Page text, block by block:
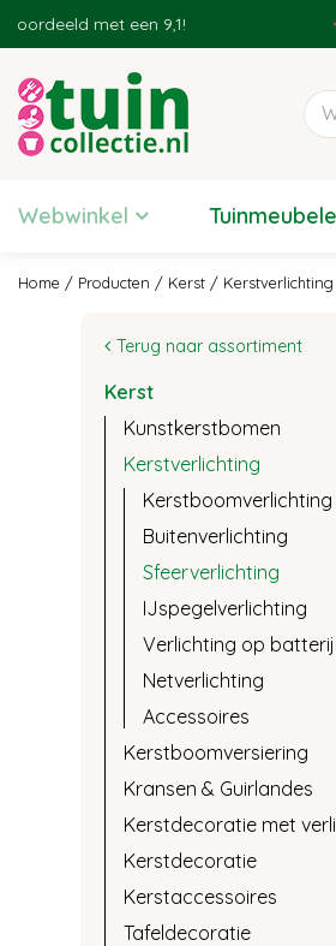
Home Producten Kerst Kerstverlichting
met een 9,1! Eigen
Webwinkel
Terug naar assortiment
Kerst
Kunstkerstbomen
Kerstverlichting
Kerstboomverlichting
Buitenverlichting
Sfeerverlichting
IJspegelverlichting
Verlichting op
Netverlichting
Accessoires
Kerstboomversiering
Kransen & Guirlandes
Kerstdecoratie met
Kerstdecoratie
Kerstaccessoires
Tafeldecoratie